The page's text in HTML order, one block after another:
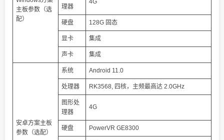
主板参数（选
配）
理器
4G
硬盘 128G 固态
显卡 集成
声卡 集成
安卓方案主板
参数（选配）
系统 Android 11.0
处理器 RK3568, 四核，主频最高达 2.0GHz
图形处
理器
4G
硬盘 PowerVR GE8300